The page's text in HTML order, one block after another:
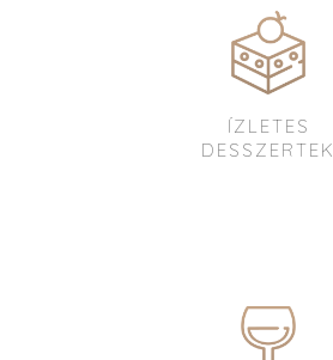
ÍZLETES
DESSZERTEK